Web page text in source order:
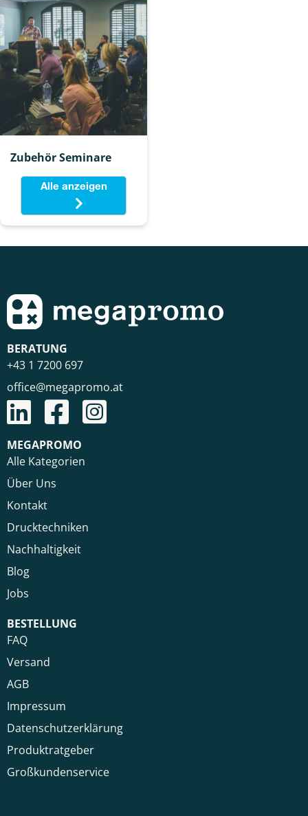
Zubehör Seminare
Alle anzeigen
BERATUNG
+43 1 7200 697
office@megapromo.at
MEGAPROMO
Alle Kategorien
Über Uns
Kontakt
Drucktechniken
Nachhaltigkeit
Blog
Jobs
BESTELLUNG
FAQ
Versand
AGB
Impressum
Datenschutzerklärung
Produktratgeber
Großkundenservice